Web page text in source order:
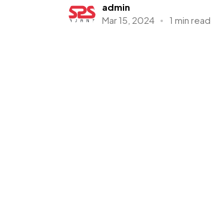
admin
Mar 15, 2024
1 min read